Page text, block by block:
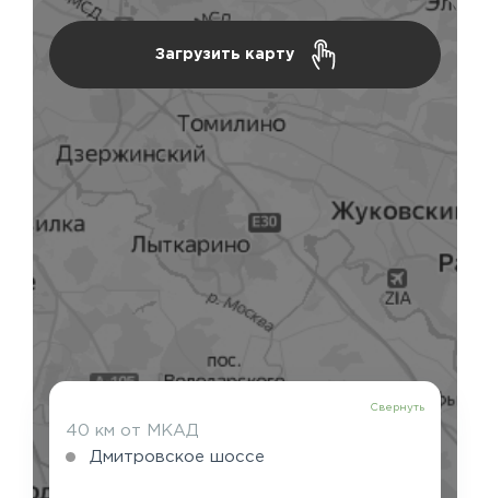
Загрузить карту
Свернуть
40 км от МКАД
Дмитровское шоссе